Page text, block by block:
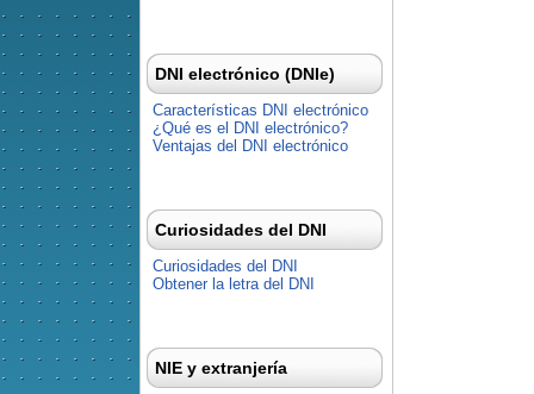
DNI electrónico (DNIe)
Características DNI electrónico
¿Qué es el DNI electrónico?
Ventajas del DNI electrónico
Curiosidades del DNI
Curiosidades del DNI
Obtener la letra del DNI
NIE y extranjería